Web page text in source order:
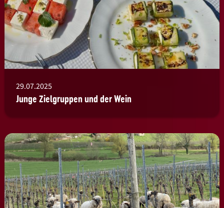
29.07.2025
Junge Zielgruppen und der Wein